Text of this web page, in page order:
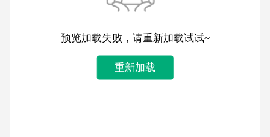
预览加载失败，请重新加载试试~
重新加载